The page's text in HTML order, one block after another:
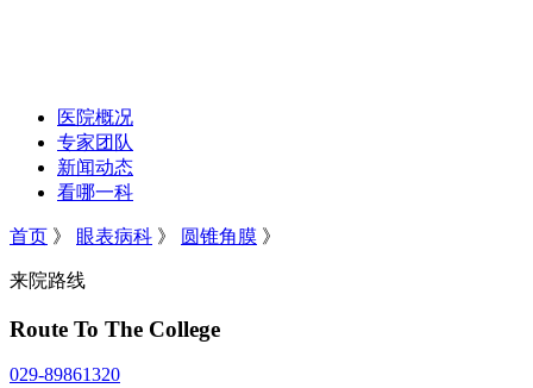
医院概况
专家团队
新闻动态
看哪一科
首页 》 眼表病科 》 圆锥角膜 》
来院路线
Route To The College
029-89861320